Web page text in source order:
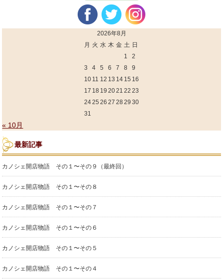
2026年8月
月 火 水 木 金 土 日
1
2
3
4 5 6 7 8
9
10 11 12 13 14 15 16
17 18 19 2021 22 23
2425 26 27 28 29 30
31
« 10月
最新記事
カノシェ開店物語 その１〜その９（最終回）
カノシェ開店物語 その１〜その８
カノシェ開店物語 その１〜その７
カノシェ開店物語 その１〜その６
カノシェ開店物語 その１〜その５
カノシェ開店物語 その１〜その４